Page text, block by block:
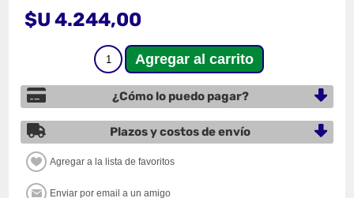
$U 4.244,00
¿Cómo lo puedo pagar?
Plazos y costos de envío